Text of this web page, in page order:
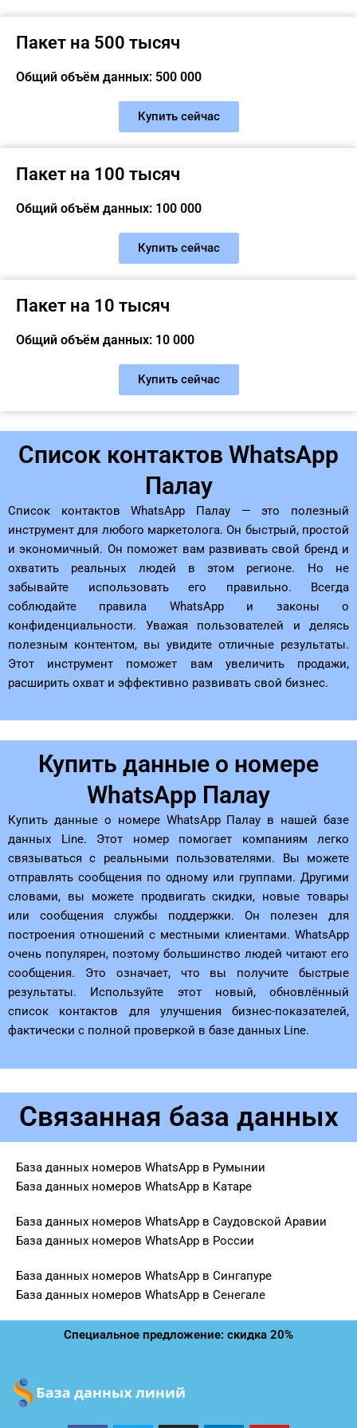
Пакет на 500 тысяч
Общий объём данных: 500 000
Купить сейчас
Пакет на 100 тысяч
Общий объём данных: 100 000
Купить сейчас
Пакет на 10 тысяч
Общий объём данных: 10 000
Купить сейчас
Список контактов WhatsApp
Палау
Список контактов WhatsApp Палау — это полезный
инструмент для любого маркетолога. Он быстрый, простой
и экономичный. Он поможет вам развивать свой бренд и
охватить реальных людей в этом регионе. Но не
забывайте использовать его правильно. Всегда
соблюдайте правила WhatsApp и законы о
конфиденциальности. Уважая пользователей и делясь
полезным контентом, вы увидите отличные результаты.
Этот инструмент поможет вам увеличить продажи,
расширить охват и эффективно развивать свой бизнес.
Купить данные о номере
WhatsApp Палау
Купить данные о номере WhatsApp Палау в нашей базе
данных Line. Этот номер помогает компаниям легко
связываться с реальными пользователями. Вы можете
отправлять сообщения по одному или группами. Другими
словами, вы можете продвигать скидки, новые товары
или сообщения службы поддержки. Он полезен для
построения отношений с местными клиентами. WhatsApp
очень популярен, поэтому большинство людей читают его
сообщения. Это означает, что вы получите быстрые
результаты. Используйте этот новый, обновлённый
список контактов для улучшения бизнес-показателей,
фактически с полной проверкой в ​​базе данных Line.
Связанная база данных
База данных номеров WhatsApp в Румынии
База данных номеров WhatsApp в Катаре
База данных номеров WhatsApp в Саудовской Аравии
База данных номеров WhatsApp в России
База данных номеров WhatsApp в Сингапуре
База данных номеров WhatsApp в Сенегале
Специальное предложение: скидка 20%